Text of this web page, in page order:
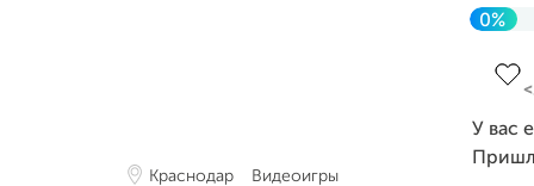
Краснодар Видеоигры
0%
У вас